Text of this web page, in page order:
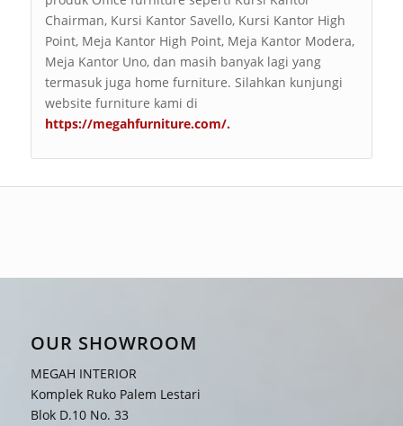
Chairman, Kursi Kantor Savello, Kursi Kantor High
Point, Meja Kantor High Point, Meja Kantor Modera,
Meja Kantor Uno, dan masih banyak lagi yang
termasuk juga home furniture. Silahkan kunjungi
website furniture kami di
https://megahfurniture.com/.
OUR SHOWROOM
MEGAH INTERIOR
Komplek Ruko Palem Lestari
Blok D.10 No. 33